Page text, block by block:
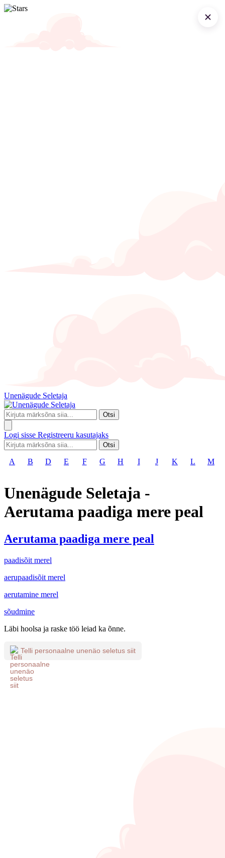
Unenägude Seletaja
Otsi
Logi sisse Registreeru kasutajaks
Otsi
A B D E F G H I J K L M
Unenägude Seletaja -
Aerutama paadiga mere peal
Aerutama paadiga mere peal
paadisõit merel
aerupaadisõit merel
aerutamine merel
sõudmine
Läbi hoolsa ja raske töö leiad ka õnne.
Telli personaalne unenäo seletus siit